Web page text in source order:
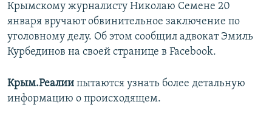
Крымскому журналисту Николаю Семене 20
января вручают обвинительное заключение по
уголовному делу. Об этом сообщил адвокат Эмиль
Курбединов на своей странице в Facebook.
Крым.Реалии пытаются узнать более детальную
информацию о происходящем.